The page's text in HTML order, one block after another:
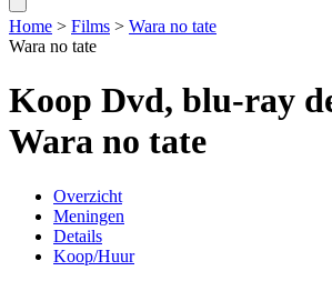
Home > Films > Wara no tate
Wara no tate
Koop Dvd, blu-ray
Wara no tate
Overzicht
Meningen
Details
Koop/Huur